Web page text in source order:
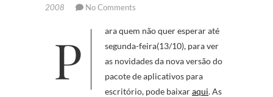
2008
No Comments
Para quem não quer esperar até
segunda-feira(13/10), para ver
as novidades da nova versão do
pacote de aplicativos para
escritório, pode baixaraqui. As